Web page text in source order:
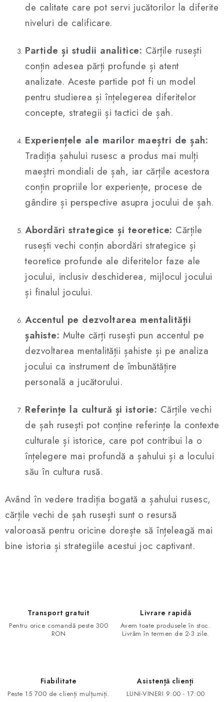
de calitate care pot servi jucătorilor la diferite
niveluri de calificare.
Partide și studii analitice: Cărțile rusești
conțin adesea părți profunde și atent
analizate. Aceste partide pot fi un model
pentru studierea și înțelegerea diferitelor
concepte, strategii și tactici de șah.
Experiențele ale marilor maeștri de șah:
Tradiția șahului rusesc a produs mai mulți
maeștri mondiali de șah, iar cărțile acestora
conțin propriile lor experiențe, procese de
gândire și perspective asupra jocului de șah.
Abordări strategice și teoretice: Cărțile
rusești vechi conțin abordări strategice și
teoretice profunde ale diferitelor faze ale
jocului, inclusiv deschiderea, mijlocul jocului
și finalul jocului.
Accentul pe dezvoltarea mentalității
șahiste: Multe cărți rusești pun accentul pe
dezvoltarea mentalității șahiste și pe analiza
jocului ca instrument de îmbunătățire
personală a jucătorului.
Referințe la cultură și istorie: Cărțile vechi
de șah rusești pot conține referințe la contexte
culturale și istorice, care pot contribui la o
înțelegere mai profundă a șahului și a locului
său în cultura rusă.
Având în vedere tradiția bogată a șahului rusesc,
cărțile vechi de șah rusești sunt o resursă
valoroasă pentru oricine dorește să înțeleagă mai
bine istoria și strategiile acestui joc captivant.
Transport gratuit
Pentru orice comandă peste 300
RON
Livrare rapidă
Avem toate produsele în stoc.
Livrăm în termen de 2-3 zile.
Fiabilitate
Peste 15 700 de clienți mulțumiți.
Asistență clienți
LUNI-VINERI 9:00 - 17:00